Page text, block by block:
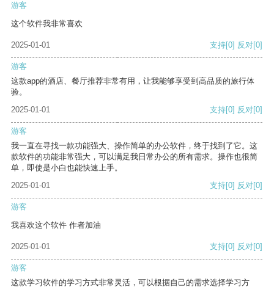
游客
这个软件我非常喜欢
2025-01-01 支持[0] 反对[0]
游客
这款app的酒店、餐厅推荐非常有用，让我能够享受到高品质的旅行体
验。
2025-01-01
支持[0] 反对[0]
游客
我一直在寻找一款功能强大、操作简单的办公软件，终于找到了它。这
款软件的功能非常强大，可以满足我日常办公的所有需求。操作也很简
单，即使是小白也能快速上手。
2025-01-01
支持[0] 反对[0]
游客
我喜欢这个软件 作者加油
2025-01-01 支持[0] 反对[0]
游客
这款学习软件的学习方式非常灵活，可以根据自己的需求选择学习方